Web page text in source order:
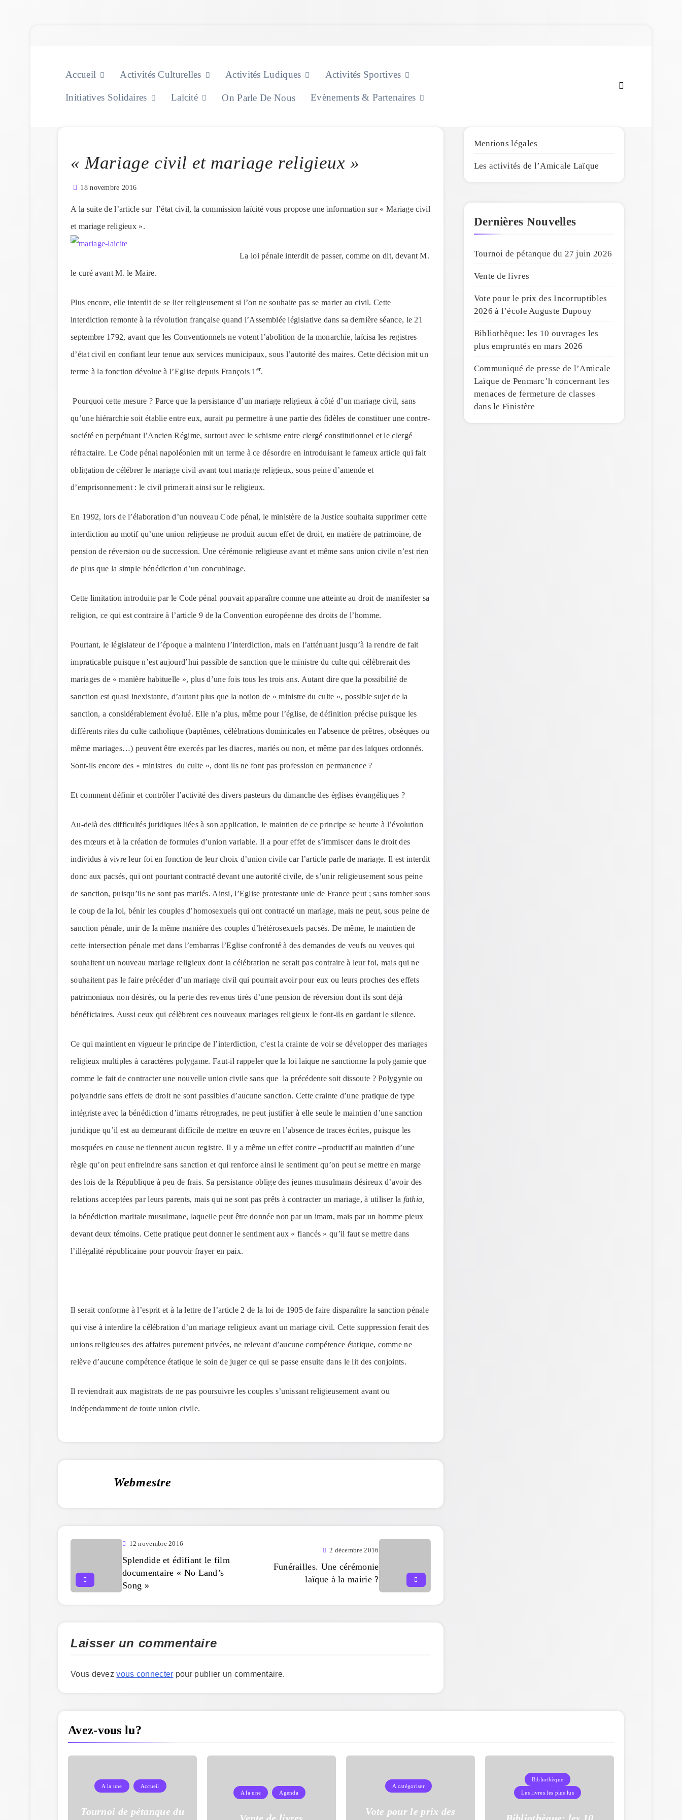
Accueil Activités Culturelles Activités Ludiques Activités Sportives
Initiatives Solidaires Laïcité On Parle De Nous Evènements & Partenaires
« Mariage civil et mariage religieux »
18 novembre 2016
A la suite de l’article sur l’état civil, la commission laïcité vous propose une information sur « Mariage civil
et mariage religieux ».
La loi pénale interdit de passer, comme on dit, devant M.
le curé avant M. le Maire.
Plus encore, elle interdit de se lier religieusement si l’on ne souhaite pas se marier au civil. Cette
interdiction remonte à la révolution française quand l’Assemblée législative dans sa dernière séance, le 21
septembre 1792, avant que les Conventionnels ne votent l’abolition de la monarchie, laïcisa les registres
d’état civil en confiant leur tenue aux services municipaux, sous l’autorité des maires. Cette décision mit un
terme à la fonction dévolue à l’Eglise depuis François 1 er.
Pourquoi cette mesure ? Parce que la persistance d’un mariage religieux à côté d’un mariage civil, sans
qu’une hiérarchie soit établie entre eux, aurait pu permettre à une partie des fidèles de constituer une contre-
société en perpétuant l’Ancien Régime, surtout avec le schisme entre clergé constitutionnel et le clergé
réfractaire. Le Code pénal napoléonien mit un terme à ce désordre en introduisant le fameux article qui fait
obligation de célébrer le mariage civil avant tout mariage religieux, sous peine d’amende et
d’emprisonnement : le civil primerait ainsi sur le religieux.
En 1992, lors de l’élaboration d’un nouveau Code pénal, le ministère de la Justice souhaita supprimer cette
interdiction au motif qu’une union religieuse ne produit aucun effet de droit, en matière de patrimoine, de
pension de réversion ou de succession. Une cérémonie religieuse avant et même sans union civile n’est rien
de plus que la simple bénédiction d’un concubinage.
Cette limitation introduite par le Code pénal pouvait apparaître comme une atteinte au droit de manifester sa
religion, ce qui est contraire à l’article 9 de la Convention européenne des droits de l’homme.
Pourtant, le législateur de l’époque a maintenu l’interdiction, mais en l’atténuant jusqu’à la rendre de fait
impraticable puisque n’est aujourd’hui passible de sanction que le ministre du culte qui célèbrerait des
mariages de « manière habituelle », plus d’une fois tous les trois ans. Autant dire que la possibilité de
sanction est quasi inexistante, d’autant plus que la notion de « ministre du culte », possible sujet de la
sanction, a considérablement évolué. Elle n’a plus, même pour l’église, de définition précise puisque les
différents rites du culte catholique (baptêmes, célébrations dominicales en l’absence de prêtres, obsèques ou
même mariages…) peuvent être exercés par les diacres, mariés ou non, et même par des laïques ordonnés.
Sont-ils encore des « ministres du culte », dont ils ne font pas profession en permanence ?
Et comment définir et contrôler l’activité des divers pasteurs du dimanche des églises évangéliques ?
Au-delà des difficultés juridiques liées à son application, le maintien de ce principe se heurte à l’évolution
des mœurs et à la création de formules d’union variable. Il a pour effet de s’immiscer dans le droit des
individus à vivre leur foi en fonction de leur choix d’union civile car l’article parle de mariage. Il est interdit
donc aux pacsés, qui ont pourtant contracté devant une autorité civile, de s’unir religieusement sous peine
de sanction, puisqu’ils ne sont pas mariés. Ainsi, l’Eglise protestante unie de France peut ; sans tomber sous
le coup de la loi, bénir les couples d’homosexuels qui ont contracté un mariage, mais ne peut, sous peine de
sanction pénale, unir de la même manière des couples d’hétérosexuels pacsés. De même, le maintien de
cette intersection pénale met dans l’embarras l’Eglise confronté à des demandes de veufs ou veuves qui
souhaitent un nouveau mariage religieux dont la célébration ne serait pas contraire à leur foi, mais qui ne
souhaitent pas le faire précéder d’un mariage civil qui pourrait avoir pour eux ou leurs proches des effets
patrimoniaux non désirés, ou la perte des revenus tirés d’une pension de réversion dont ils sont déjà
bénéficiaires. Aussi ceux qui célèbrent ces nouveaux mariages religieux le font-ils en gardant le silence.
Ce qui maintient en vigueur le principe de l’interdiction, c’est la crainte de voir se développer des mariages
religieux multiples à caractères polygame. Faut-il rappeler que la loi laïque ne sanctionne la polygamie que
comme le fait de contracter une nouvelle union civile sans que la précédente soit dissoute ? Polygynie ou
polyandrie sans effets de droit ne sont passibles d’aucune sanction. Cette crainte d’une pratique de type
intégriste avec la bénédiction d’imams rétrogrades, ne peut justifier à elle seule le maintien d’une sanction
juridique qu’il est au demeurant difficile de mettre en œuvre en l’absence de traces écrites, puisque les
mosquées en cause ne tiennent aucun registre. Il y a même un effet contre –productif au maintien d’une
règle qu’on peut enfreindre sans sanction et qui renforce ainsi le sentiment qu’on peut se mettre en marge
des lois de la République à peu de frais. Sa persistance oblige des jeunes musulmans désireux d’avoir des
relations acceptées par leurs parents, mais qui ne sont pas prêts à contracter un mariage, à utiliser la fathia,
la bénédiction maritale musulmane, laquelle peut être donnée non par un imam, mais par un homme pieux
devant deux témoins. Cette pratique peut donner le sentiment aux « fiancés » qu’il faut se mettre dans
l’illégalité républicaine pour pouvoir frayer en paix.
Il serait conforme à l’esprit et à la lettre de l’article 2 de la loi de 1905 de faire disparaître la sanction pénale
qui vise à interdire la célébration d’un mariage religieux avant un mariage civil. Cette suppression ferait des
unions religieuses des affaires purement privées, ne relevant d’aucune compétence étatique, comme ne
relève d’aucune compétence étatique le soin de juger ce qui se passe ensuite dans le lit des conjoints.
Il reviendrait aux magistrats de ne pas poursuivre les couples s’unissant religieusement avant ou
indépendamment de toute union civile.
Webmestre
12 novembre 2016
Splendide et édifiant le film
documentaire « No Land’s
Song »
2 décembre 2016
Funérailles. Une cérémonie
laïque à la mairie ?
Laisser un commentaire
Vous devezvous connecter pour publier un commentaire.
Mentions légales
Les activités de l’Amicale Laïque
Dernières Nouvelles
Tournoi de pétanque du 27 juin 2026
Vente de livres
Vote pour le prix des Incorruptibles
2026 à l’école Auguste Dupouy
Bibliothèque: les 10 ouvrages les
plus empruntés en mars 2026
Communiqué de presse de l’Amicale
Laïque de Penmarc’h concernant les
menaces de fermeture de classes
dans le Finistère
Avez-vous lu?
A la une Accueil
Tournoi de pétanque du
A la une Agenda
A catégoriser
Vote pour le prix des
Bibliothèque
Les livres les plus lus
Bibliothèque: les 10